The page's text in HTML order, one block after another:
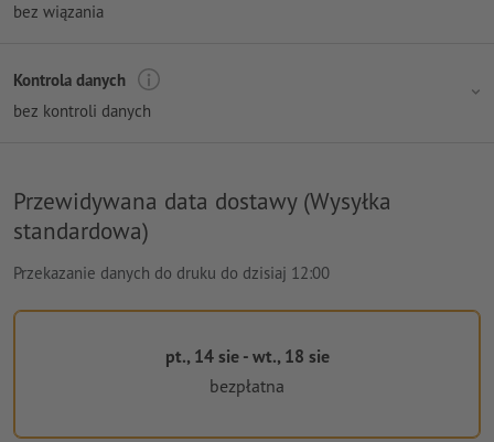
bez wiązania
Kontrola danych
bez kontroli danych
Przewidywana data dostawy (Wysyłka
standardowa)
Przekazanie danych do druku do dzisiaj 12:00
pt., 14 sie - wt., 18 sie
bezpłatna